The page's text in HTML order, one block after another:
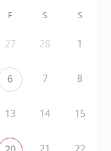
F S S
27 28 1
6 7 8
13 14 15
21 22